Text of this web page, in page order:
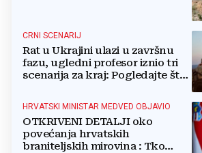
CRNI SCENARIJ
Rat u Ukrajini ulazi u završnu
fazu, ugledni profesor iznio tri
scenarija za kraj: Pogledajte što
HRVATSKI MINISTAR MEDVED OBJAVIO
OTKRIVENI DETALJI oko
povećanja hrvatskih
braniteljskih mirovina : Tko